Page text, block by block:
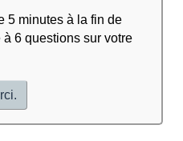
5 minutes à la fin de
6 questions sur votre